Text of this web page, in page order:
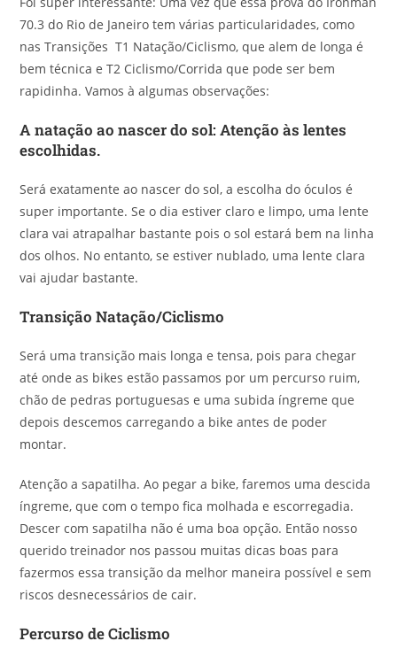
70.3 do Rio de Janeiro tem várias particularidades, como
nas Transições T1 Natação/Ciclismo, que alem de longa é
bem técnica e T2 Ciclismo/Corrida que pode ser bem
rapidinha. Vamos à algumas observações:
A natação ao nascer do sol: Atenção às lentes
escolhidas.
Será exatamente ao nascer do sol, a escolha do óculos é
super importante. Se o dia estiver claro e limpo, uma lente
clara vai atrapalhar bastante pois o sol estará bem na linha
dos olhos. No entanto, se estiver nublado, uma lente clara
vai ajudar bastante.
Transição Natação/Ciclismo
Será uma transição mais longa e tensa, pois para chegar
até onde as bikes estão passamos por um percurso ruim,
chão de pedras portuguesas e uma subida íngreme que
depois descemos carregando a bike antes de poder
montar.
Atenção a sapatilha. Ao pegar a bike, faremos uma descida
íngreme, que com o tempo fica molhada e escorregadia.
Descer com sapatilha não é uma boa opção. Então nosso
querido treinador nos passou muitas dicas boas para
fazermos essa transição da melhor maneira possível e sem
riscos desnecessários de cair.
Percurso de Ciclismo